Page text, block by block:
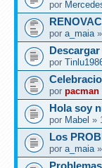
por
por a_maia»
por
por pacman
Hola soy
por Mabel »
Los
por a_maia»